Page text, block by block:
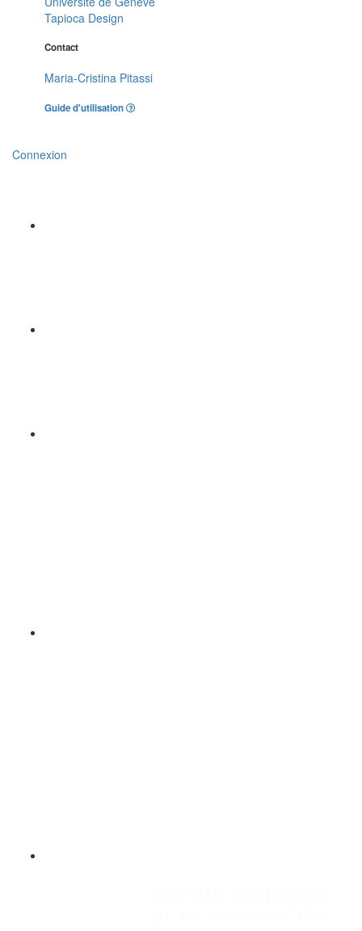
Tapioca Design
Contact
Maria-Cristina Pitassi
Guide d'utilisation
Connexion